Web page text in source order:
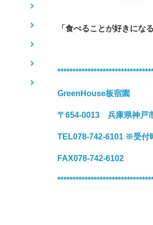
「食べることが好きにな
GreenHouse板宿園
〒654-0013 兵庫県神戸
TEL078-742-6101 ※受付
FAX078-742-6102